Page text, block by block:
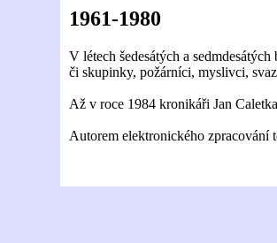
1961-1980
V létech šedesátých a
či skupinky, požárníci, myslivci,
Až v roce 1984 kronikáři Jan
Autorem elektronického zpracování